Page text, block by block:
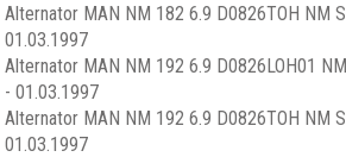
Alternator MAN NM 182 6.9 D0826TOH NM
01.03.1997
Alternator MAN NM 192 6.9 D0826LOH01
- 01.03.1997
Alternator MAN NM 192 6.9 D0826TOH NM
01.03.1997